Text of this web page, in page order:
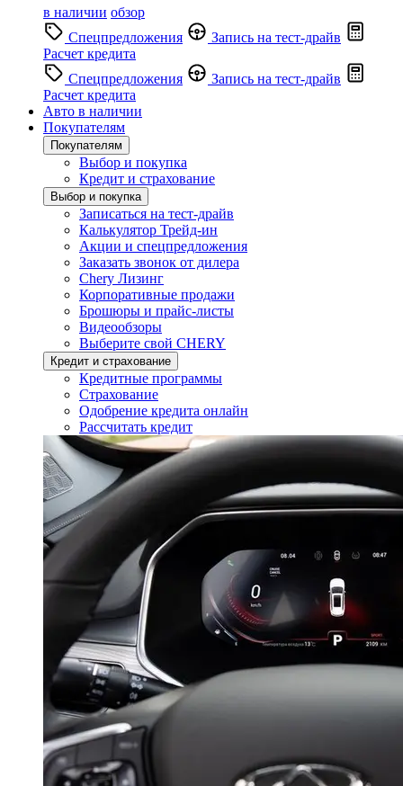
в наличии обзор
Спецпредложения
Запись на тест-драйв
Расчет кредита
Спецпредложения
Запись на тест-драйв
Расчет кредита
Авто в наличии
Покупателям
Покупателям
Выбор и покупка
Кредит и страхование
Выбор и покупка
Записаться на тест-драйв
Калькулятор Трейд-ин
Акции и спецпредложения
Заказать звонок от дилера
Chery Лизинг
Корпоративные продажи
Брошюры и прайс-листы
Видеообзоры
Выберите свой CHERY
Кредит и страхование
Кредитные программы
Страхование
Одобрение кредита онлайн
Рассчитать кредит